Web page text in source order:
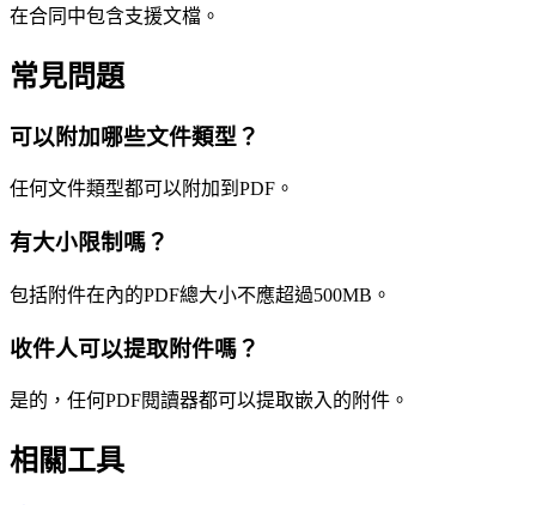
在合同中包含支援文檔。
常見問題
可以附加哪些文件類型？
任何文件類型都可以附加到PDF。
有大小限制嗎？
包括附件在內的PDF總大小不應超過500MB。
收件人可以提取附件嗎？
是的，任何PDF閱讀器都可以提取嵌入的附件。
相關工具